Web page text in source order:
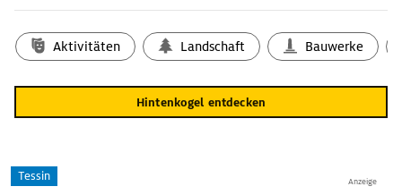
Aktivitäten Landschaft Bauwerke
Hintenkogel entdecken
Anzeige
Tessin